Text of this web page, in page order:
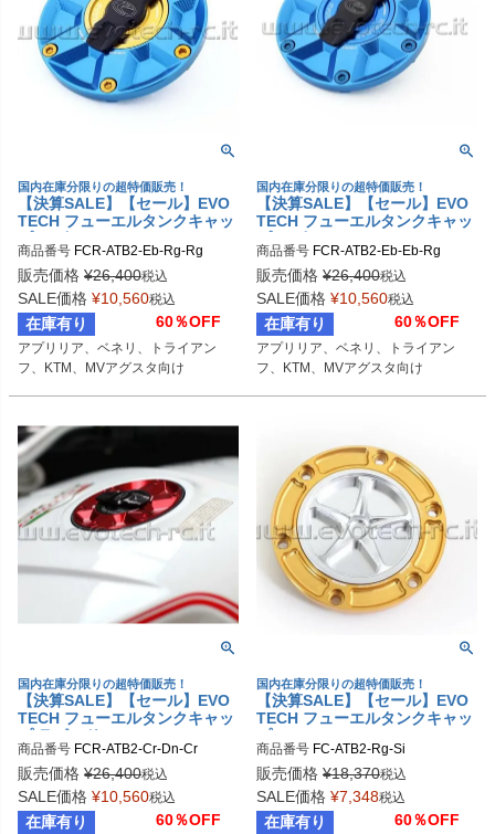
国内在庫分限りの超特価販売！
【決算SALE】【セール】EVO
TECH フューエルタンクキャッ
I/TRIUMPH/KTM/MV AGUSTA
商品番号 FCR-ATB2-Eb-Rg-Rg
販売価格 ¥26,400税込
SALE価格 ¥10,560税込
在庫有り 60％OFF
アプリリア、ベネリ、トライアン
フ、KTM、MVアグスタ向け
国内在庫分限りの超特価販売！
【決算SALE】【セール】EVO
TECH フューエルタンクキャッ
I/TRIUMPH/KTM/MV AGUSTA
商品番号 FCR-ATB2-Eb-Eb-Rg
販売価格 ¥26,400税込
SALE価格 ¥10,560税込
在庫有り 60％OFF
アプリリア、ベネリ、トライアン
フ、KTM、MVアグスタ向け
国内在庫分限りの超特価販売！
【決算SALE】【セール】EVO
TECH フューエルタンクキャッ
プ ラピッド APRILIA/BENELL
I/TRIUMPH/KTM/MV AGUSTA
商品番号 FCR-ATB2-Cr-Dn-Cr
販売価格 ¥26,400税込
SALE価格 ¥10,560税込
在庫有り 60％OFF
国内在庫分限りの超特価販売！
【決算SALE】【セール】EVO
TECH フューエルタンクキャッ
プ APRILIA/TRIUMPH/BENEL
LI/KTM/MV AGUSTA 6穴汎用
商品番号 FC-ATB2-Rg-Si
販売価格 ¥18,370税込
SALE価格 ¥7,348税込
在庫有り 60％OFF